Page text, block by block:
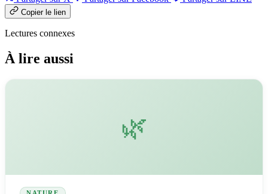
Copier le lien
Lectures connexes
À lire aussi
🌿